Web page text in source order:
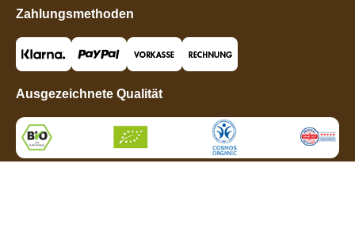
Zahlungsmethoden
Ausgezeichnete Qualität